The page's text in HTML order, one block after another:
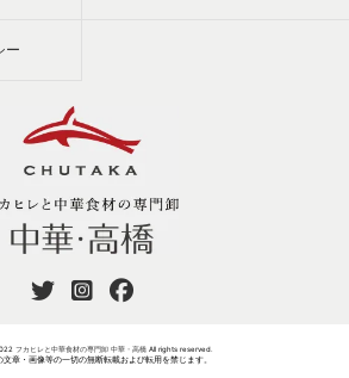
ー
フカヒレと中華食材の専門卸 中華・高橋All rights reserved.
文章・画像等の一切の無断転載および転用を禁じます。